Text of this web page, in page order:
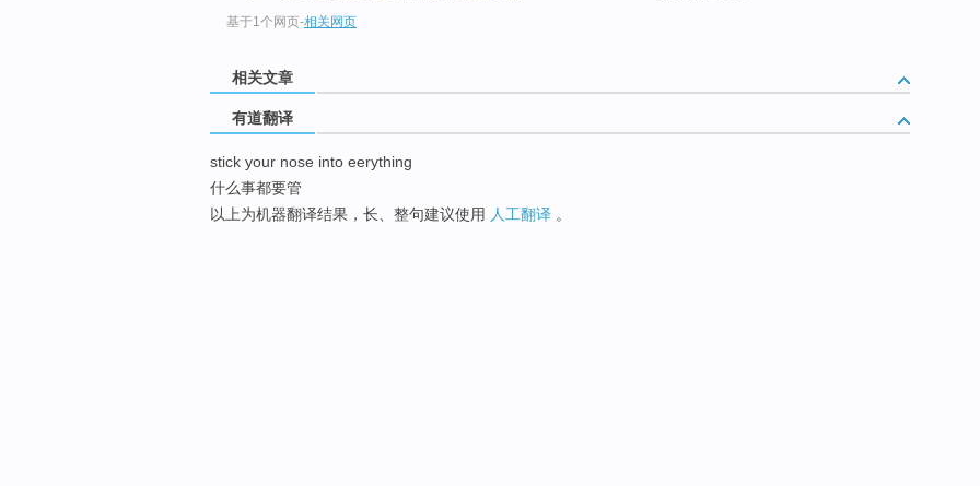
基于1个网页-相关网页
相关文章
有道翻译
stick your nose into eerything
什么事都要管
以上为机器翻译结果，长、整句建议使用 人工翻译 。